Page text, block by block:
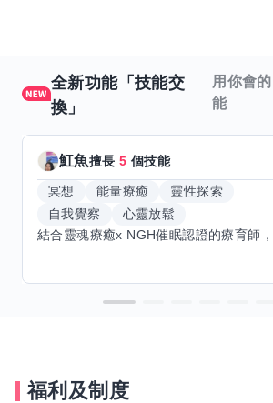
全新功能「技能交
換」
用你會
能
魟魚擅長5 個技能
冥想 能量療癒
靈性探索
自我覺察
心靈放鬆
福利及制度